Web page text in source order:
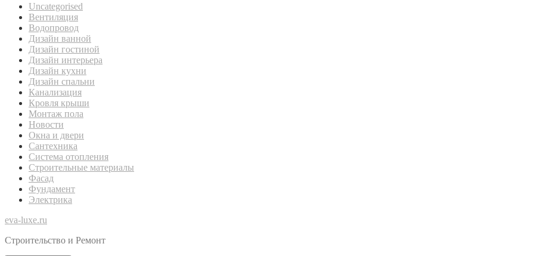
Uncategorised
Вентиляция
Водопровод
Дизайн ванной
Дизайн гостиной
Дизайн интерьера
Дизайн кухни
Дизайн спальни
Канализация
Кровля крыши
Монтаж пола
Новости
Окна и двери
Сантехника
Система отопления
Строительные материалы
Фасад
Фундамент
Электрика
eva-luxe.ru
Строительство и Ремонт